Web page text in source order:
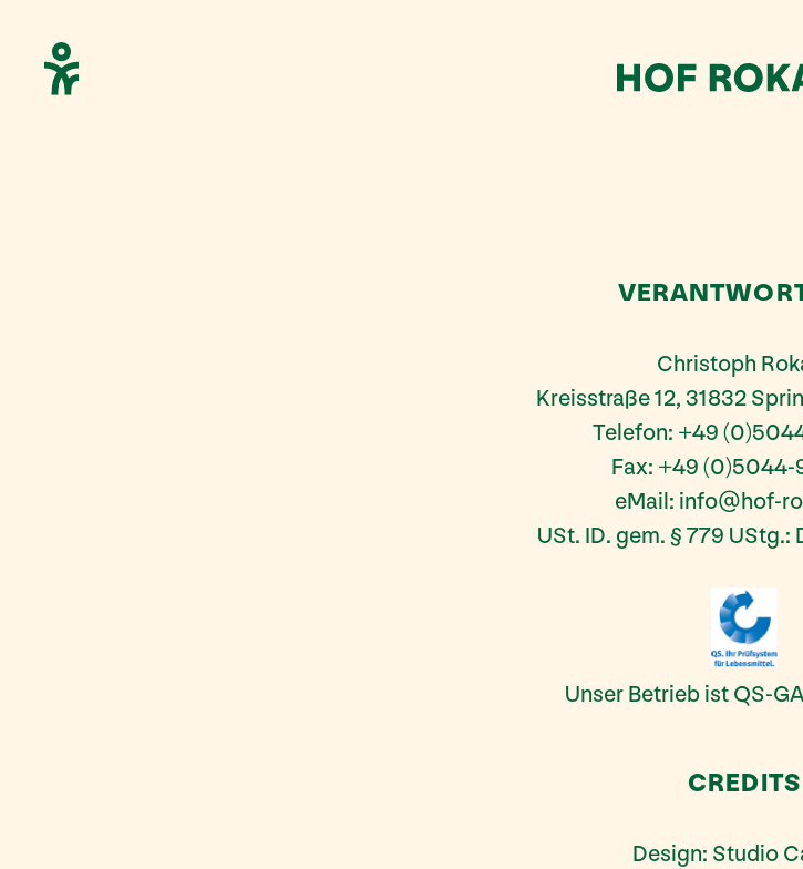
Christoph
Kreisstraße 12, 31832
Telefon: +49
Fax: +49
eMail: info@hof-
USt. ID. gem. § 779 UStg.:
Unser Betrieb ist QS-
CREDITS
Design: Studio